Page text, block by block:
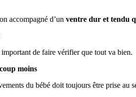
accompagné d’un ventre dur et tendu
important de faire vérifier que tout va bien.
moins
du bébé doit toujours être prise au s